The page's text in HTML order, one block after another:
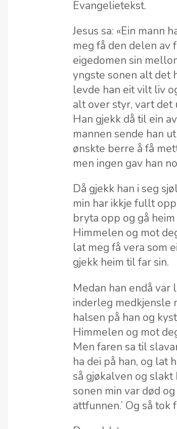
Evangelietekst.
Jesus sa: «Ein mann
meg få den delen av
eigedomen sin
yngste sonen alt det
levde han eit vilt liv
alt over styr, vart det
Han gjekk då til ein
mannen sende han
ønskte berre å få
men ingen gav han
Då gjekk han i seg
min har ikkje fullt
bryta opp og gå
Himmelen og mot
lat meg få vera som
gjekk heim til far sin.
Medan han endå var
inderleg medkjensle
halsen på han og
Himmelen og mot
Men faren sa til
ha dei på han, og lat
så gjøkalven og slakt
sonen min var død
attfunnen.’ Og så